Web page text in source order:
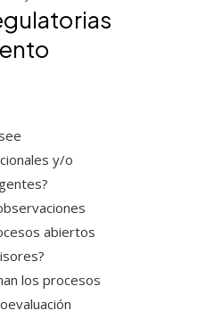
y/o
abiertos
los procesos